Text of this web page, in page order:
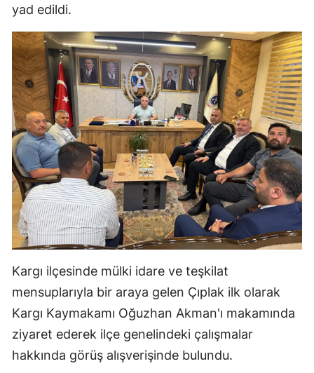
Kocaeli
Konya
Kütahya
Malatya
Manisa
Kahramanmaraş
Mardin
Muş
Nevşehir
Niğde
yad edildi.
Kargı ilçesinde mülki idare ve teşkilat
mensuplarıyla bir araya gelen Çıplak ilk olarak
Kargı Kaymakamı Oğuzhan Akman'ı makamında
ziyaret ederek ilçe genelindeki çalışmalar
hakkında görüş alışverişinde bulundu.